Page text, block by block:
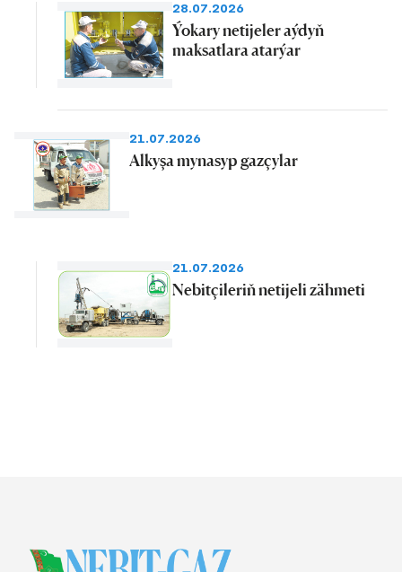
28.07.2026
Ýokary netijeler aýdyň
maksatlara atarýar
21.07.2026
Alkyşa mynasyp gazçylar
21.07.2026
Nebitçileriň netijeli zähmeti